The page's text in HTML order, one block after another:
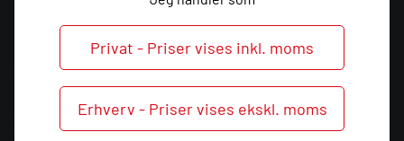
Privat - Priser vises inkl. moms
Erhverv - Priser vises ekskl. moms
KONTAKT
Smøremanden A/S
CVR: 39683717
Søndergården 3
9640 Farsø